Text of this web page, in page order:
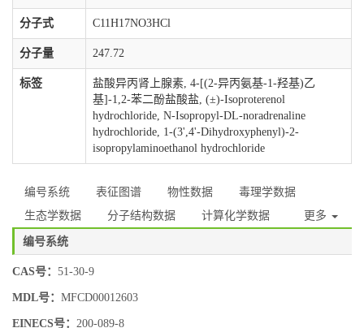
分子式 C11H17NO3HCl
分子量 247.72
标签
盐酸异丙肾上腺素, 4-[(2-异丙氨基-1-羟基)乙
基]-1,2-苯二酚盐酸盐, (±)-Isoproterenol
hydrochloride, N-Isopropyl-DL-noradrenaline
hydrochloride, 1-(3',4'-Dihydroxyphenyl)-2-
isopropylaminoethanol hydrochloride
编号系统 表征图谱 物性数据
毒理学数据
生态学数据
分子结构数据 计算化学数据 更多
编号系统
CAS号： 51-30-9
MDL号： MFCD00012603
EINECS号： 200-089-8